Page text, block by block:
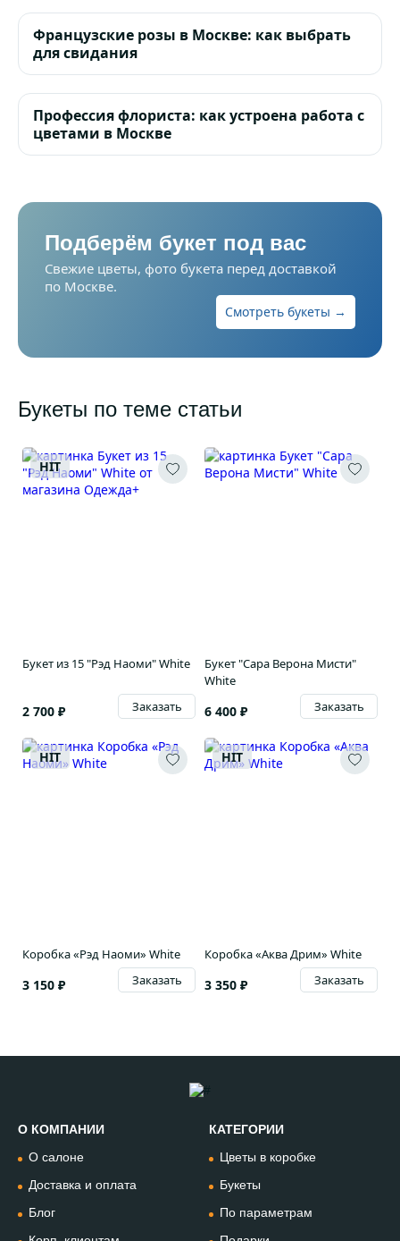
Французские розы в Москве: как выбрать
для свидания
Профессия флориста: как устроена работа с
цветами в Москве
Подберём букет под вас
Свежие цветы, фото букета перед доставкой
по Москве.
Смотреть букеты →
Букеты по теме статьи
HIT
Букет из 15 "Рэд Наоми" White
2 700 ₽ Заказать
Букет "Сара Верона Мисти"
White
6 400 ₽ Заказать
HIT
Коробка «Рэд Наоми» White
3 150 ₽ Заказать
HIT
Коробка «Аква Дрим» White
3 350 ₽ Заказать
О КОМПАНИИ
О салоне
Доставка и оплата
Блог
КАТЕГОРИИ
Цветы в коробке
Букеты
По параметрам
Позвонить
+74994954685
WhatsApp
+79912981236